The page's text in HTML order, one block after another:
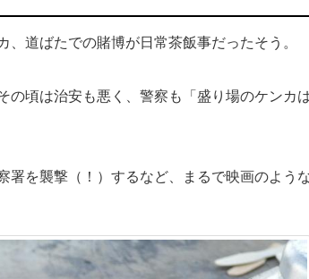
道ばたでの賭博が日常茶飯事だったそう。
頃は治安も悪く、警察も「盛り場のケンカ
を襲撃（！）するなど、まるで映画のよう